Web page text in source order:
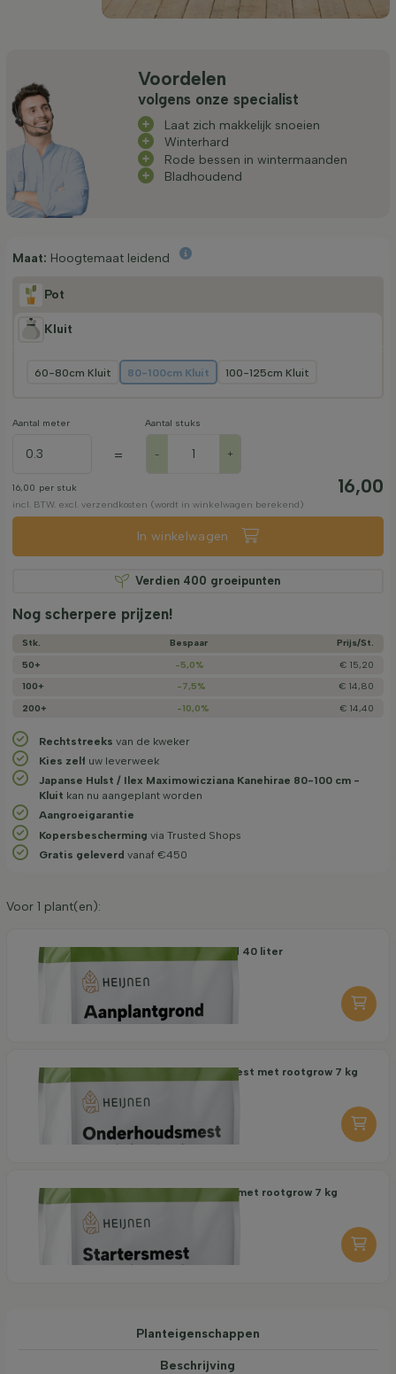
Voordelen
volgens onze specialist
Laat zich makkelijk snoeien
Winterhard
Rode bessen in wintermaanden
Bladhoudend
Maat: Hoogtemaat leidend
Pot
Kluit
60-80cm Kluit 80-100cm Kluit 100-125cm Kluit
Aantal meter
=
Aantal stuks
- +
16,00 per stuk 16,00
incl. BTW. excl. verzendkosten (wordt in winkelwagen berekend)
In winkelwagen
Verdien 400 groeipunten
Nog scherpere prijzen!
Stk. Bespaar
Prijs/­St.
50+
-5,0%
€ 15,20
100+
-7,5%
€ 14,80
200+
-10,0% € 14,40
Rechtstreeks van de kweker
Kies zelf uw leverweek
Japanse Hulst / Ilex Maximowicziana Kanehirae 80-100 cm -
Kluit kan nu aangeplant worden
Aangroeigarantie
Kopersbescherming via Trusted Shops
Gratis geleverd vanaf €450
Voor 1 plant(en):
Organische Aanplantgrond 40 liter
Organische Onderhoudsmest met rootgrow 7 kg
+
Organische Startersmest met rootgrow 7 kg
Planteigenschappen
Beschrijving